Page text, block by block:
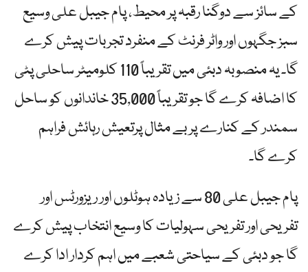
کے سائز سے دوگنا رقبہ پر محیط، پام جیبل علی وسیع
سبز جگہوں اور واٹر فرنٹ کے منفرد تجربات پیش کرے
گا۔ یہ منصوبہ دبئی میں تقریباً 110 کلومیٹر ساحلی پٹی
کا اضافہ کرے گا جو تقریباً 35,000 خاندانوں کو ساحل
سمندر کے کنارے پر بے مثال پرتعیش رہائش فراہم
کرے گا۔
پام جیبل علی 80 سے زیادہ ہوٹلوں اور ریزورٹس اور
تفریحی اور تفریحی سہولیات کا وسیع انتخاب پیش کرے
گا جو دبئی کے سیاحتی شعبے میں اہم کردار ادا کرے